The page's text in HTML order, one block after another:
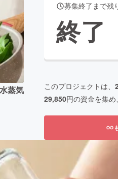
Creation
コミュニティ
蒸気
募集終了まで残
終了
このプロジェクトは、
29,850円の資金を集め